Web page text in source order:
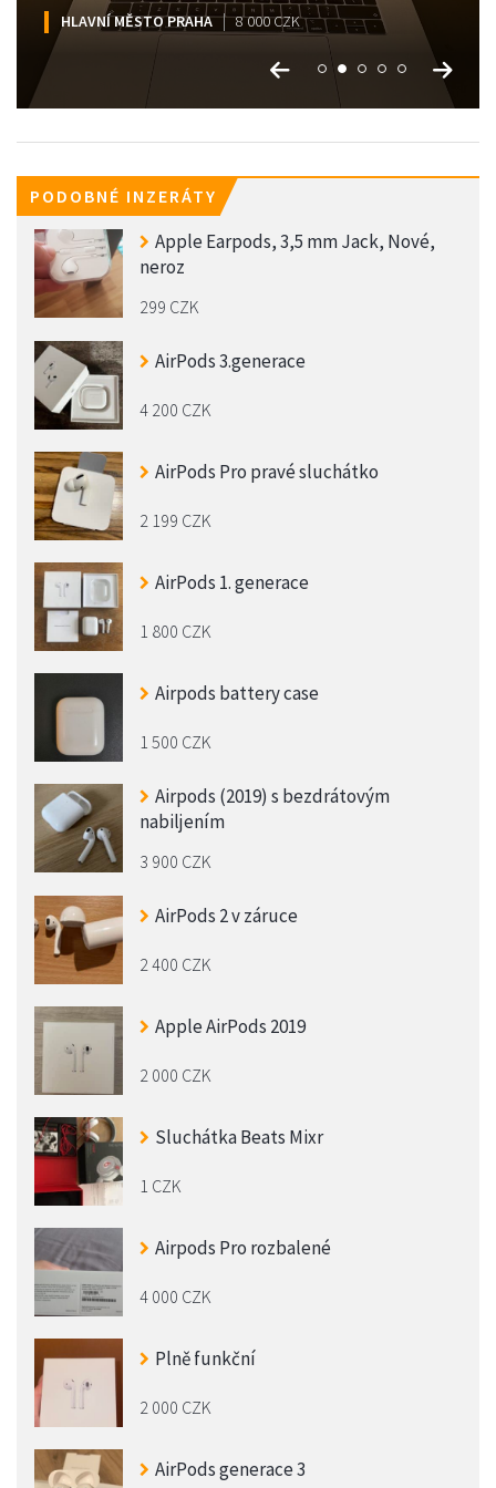
HLAVNÍ MĚSTO PRAHA 17 000 CZK
HLAVNÍ MĚSTO PRAHA 8 000 CZK
HLAVNÍ MĚSTO PRAHA 13 000 CZK
HLAVNÍ MĚSTO PRAHA 12 000 CZK
HLAVNÍ MĚSTO PRAHA 7 500 CZK
PODOBNÉ INZERÁTY
Apple Earpods, 3,5 mm Jack, Nové,
neroz
299 CZK
AirPods 3.generace
4 200 CZK
AirPods Pro pravé sluchátko
2 199 CZK
AirPods 1. generace
1 800 CZK
Airpods battery case
1 500 CZK
Airpods (2019) s bezdrátovým
nabiljením
3 900 CZK
AirPods 2 v záruce
2 400 CZK
Apple AirPods 2019
2 000 CZK
Sluchátka Beats Mixr
1 CZK
Airpods Pro rozbalené
4 000 CZK
Plně funkční
2 000 CZK
AirPods generace 3